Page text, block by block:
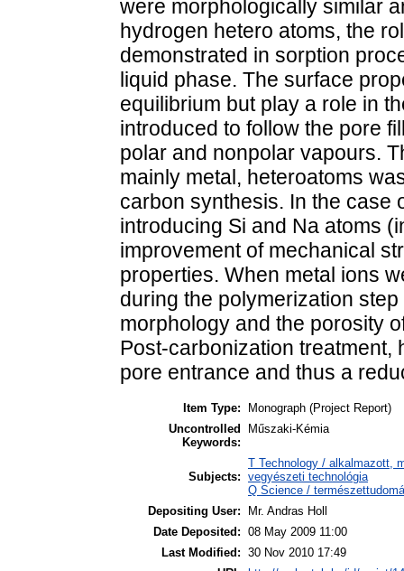
were morphologically similar
hydrogen hetero atoms, the
demonstrated in sorption
liquid phase. The surface
equilibrium but play a role in
introduced to follow the pore
polar and nonpolar vapours.
mainly metal, heteroatoms
carbon synthesis. In the case
introducing Si and Na atoms
improvement of mechanical
properties. When metal ions
during the polymerization
morphology and the porosity
Post-carbonization treatment,
pore entrance and thus a
Item Type:
Monograph (Project Report)
Uncontrolled
Keywords:
Műszaki-Kémia
Subjects:
T Technology / alkalmazott,
vegyészeti technológia
Q Science /
Depositing User:
Mr. Andras Holl
Date Deposited: 08 May 2009 11:00
Last Modified: 30 Nov 2010 17:49